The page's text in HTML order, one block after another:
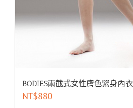
BODIES兩截式女性膚色緊身內衣
NT$880